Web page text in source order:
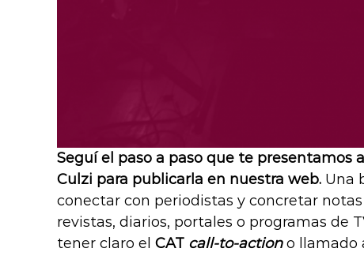
Seguí el paso a paso que te presentamos
Culzi para publicarla en nuestra web. Una
conectar con periodistas y concretar
revistas, diarios, portales o programas de
tener claro el CAT call-to-actiono llamado